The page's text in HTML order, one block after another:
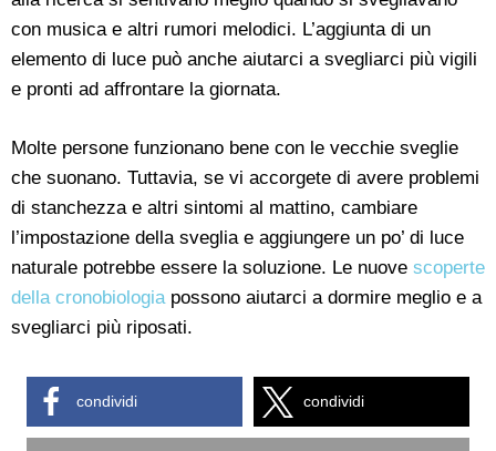
con musica e altri rumori melodici. L’aggiunta di un
elemento di luce può anche aiutarci a svegliarci più vigili
e pronti ad affrontare la giornata.
Molte persone funzionano bene con le vecchie sveglie
che suonano. Tuttavia, se vi accorgete di avere problemi
di stanchezza e altri sintomi al mattino, cambiare
l’impostazione della sveglia e aggiungere un po’ di luce
naturale potrebbe essere la soluzione. Le nuove scoperte
della cronobiologiapossono aiutarci a dormire meglio e a
svegliarci più riposati.
condividi condividi